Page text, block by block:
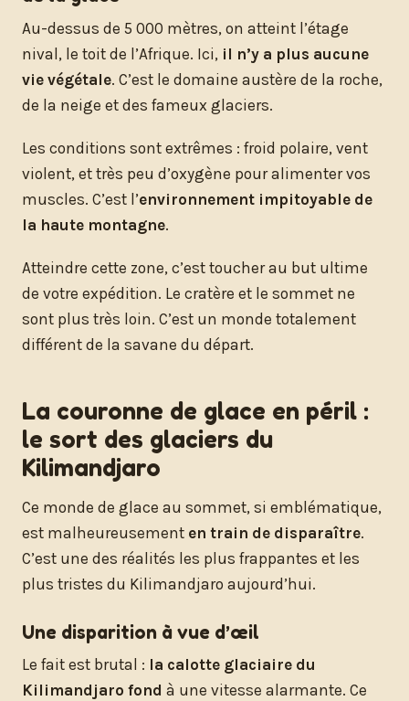
Au-dessus de 5 000 mètres, on atteint l’étage
nival, le toit de l’Afrique. Ici, il n’y a plus aucune
vie végétale. C’est le domaine austère de la roche,
de la neige et des fameux glaciers.
Les conditions sont extrêmes : froid polaire, vent
violent, et très peu d’oxygène pour alimenter vos
muscles. C’est l’environnement impitoyable de
la haute montagne.
Atteindre cette zone, c’est toucher au but ultime
de votre expédition. Le cratère et le sommet ne
sont plus très loin. C’est un monde totalement
différent de la savane du départ.
La couronne de glace en péril :
le sort des glaciers du
Kilimandjaro
Ce monde de glace au sommet, si emblématique,
est malheureusement en train de disparaître.
C’est une des réalités les plus frappantes et les
plus tristes du Kilimandjaro aujourd’hui.
Une disparition à vue d’œil
Le fait est brutal : la calotte glaciaire du
Kilimandjaro fond à une vitesse alarmante. Ce